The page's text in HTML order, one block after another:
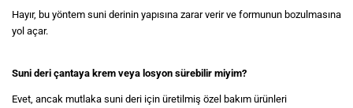
Hayır, bu yöntem suni derinin yapısına zarar verir ve formunun bozulmasına
yol açar.
Suni deri çantaya krem veya losyon sürebilir miyim?
Evet, ancak mutlaka suni deri için üretilmiş özel bakım ürünleri